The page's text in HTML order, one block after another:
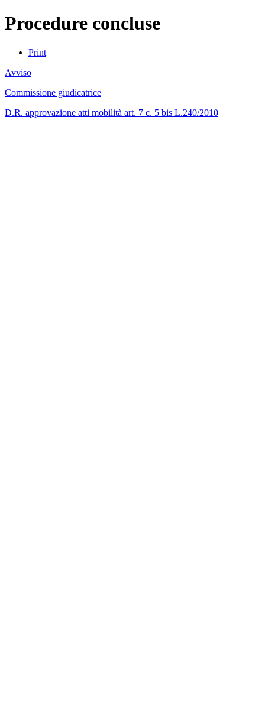
Procedure concluse
Print
Avviso
Commissione giudicatrice
D.R. approvazione atti mobilità art. 7 c. 5 bis L.240/2010